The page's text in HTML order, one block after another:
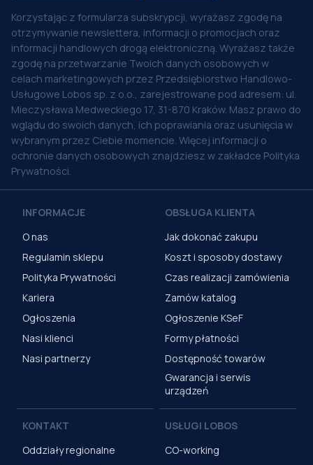
Korzystając z formularza subskrypcji, wyrażasz zgodę na
otrzymywanie newslettera, informacji o promocjach oraz
informacji handlowych drogą elektroniczną. Wyrażasz także
zgodę na przetwarzanie Twoich danych osobowych w
celach marketingowych przez Przedsiębiorstwo Handlowo-
Usługowe Lobos sp. z o.o., zarejestrowane pod adresem: ul.
Mieczysława Medweckiego 17, 31-870 Kraków. Masz prawo do
wglądu do swoich danych, ich poprawiania oraz usunięcia w
wybranym przez Ciebie momencie. Więcej informacji o
ochronie danych osobowych znajdziesz w zakładce Polityka
Prywatności.
INFORMACJE
O nas
Regulamin sklepu
Polityka Prywatności
Kariera
Ogłoszenia
Nasi klienci
Nasi partnerzy
OBSŁUGA KLIENTA
Jak dokonać zakupu
Koszt i sposoby dostawy
Czas realizacji zamówienia
Zamów katalog
Ogłoszenie KSeF
Formy płatności
Dostępność towarów
Gwarancja i serwis
urządzeń
KONTAKT
Oddziały regionalne
USŁUGI LOBOS
CO-working